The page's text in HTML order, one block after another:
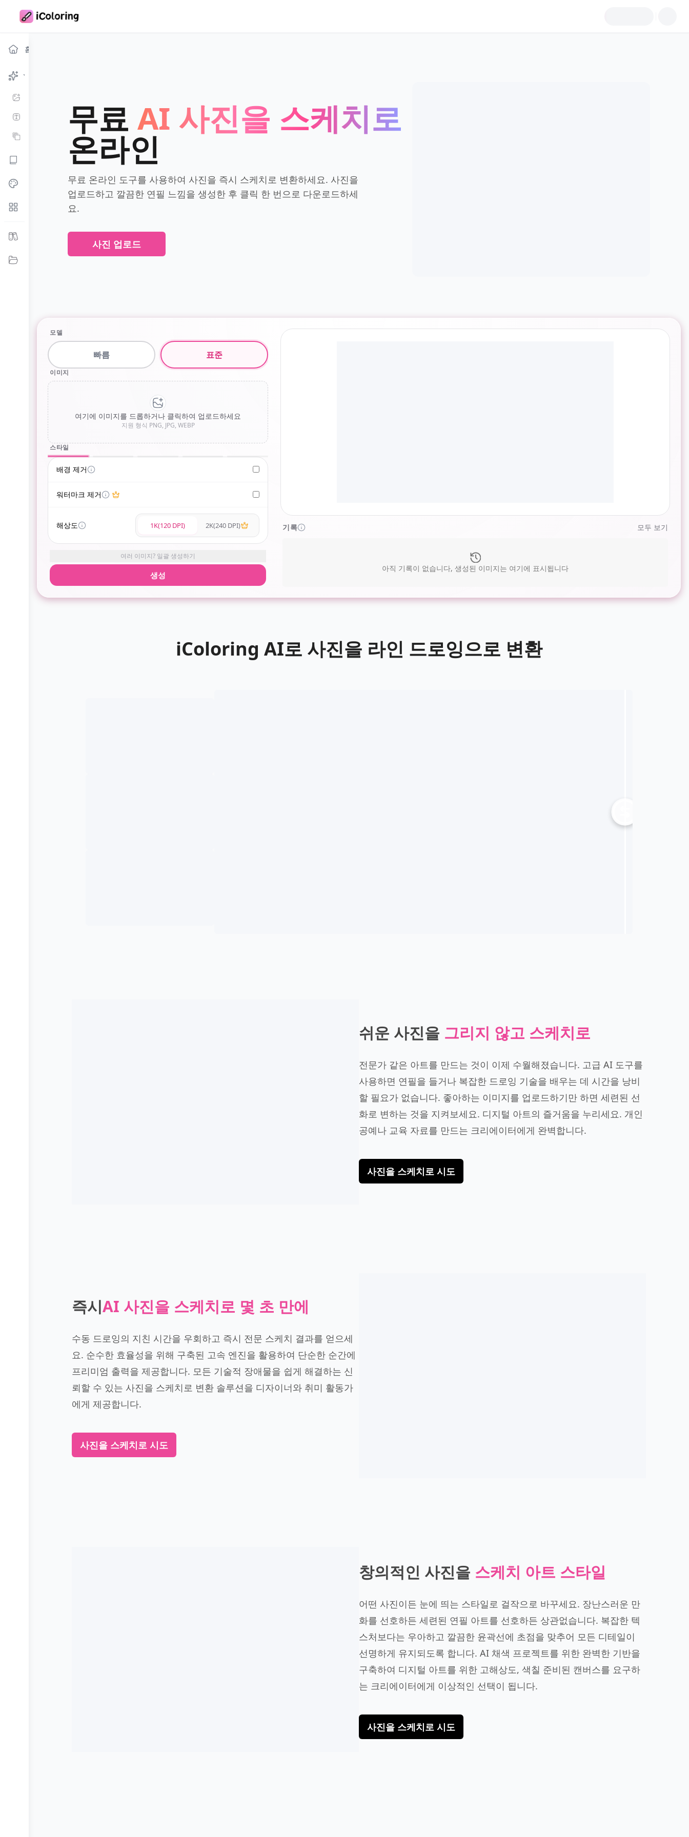
홈
컬러링 페이지 생성기
텍스트에서 컬러링 페이지
컬러링 북 생성기
무료 색칠공부 페이지
무료 AI 사진을 스케치로
온라인
무료 온라인 도구를 사용하여 사진을 즉시 스케치로 변환하세요. 사진을
업로드하고 깔끔한 연필 느낌을 생성한 후 클릭 한 번으로 다운로드하세
요.
사진 업로드
모델
빠름 표준
이미지
여기에 이미지를 드롭하거나 클릭하여 업로드하세요
지원 형식 PNG, JPG, WEBP
스타일
기본
배경 제거
워터마크 제거
해상도 1K(120 DPI) 2K(240 DPI)
여러 이미지? 일괄 생성하기
생성
기록 모두 보기
아직 기록이 없습니다, 생성된 이미지는 여기에 표시됩니다
iColoring AI로 사진을 라인 드로잉으로 변환
쉬운 사진을 그리지 않고 스케치로
전문가 같은 아트를 만드는 것이 이제 수월해졌습니다. 고급 AI 도구를
사용하면 연필을 들거나 복잡한 드로잉 기술을 배우는 데 시간을 낭비
할 필요가 없습니다. 좋아하는 이미지를 업로드하기만 하면 세련된 선
화로 변하는 것을 지켜보세요. 디지털 아트의 즐거움을 누리세요. 개인
공예나 교육 자료를 만드는 크리에이터에게 완벽합니다.
사진을 스케치로 시도
즉시AI 사진을 스케치로 몇 초 만에
수동 드로잉의 지친 시간을 우회하고 즉시 전문 스케치 결과를 얻으세
요. 순수한 효율성을 위해 구축된 고속 엔진을 활용하여 단순한 순간에
프리미엄 출력을 제공합니다. 모든 기술적 장애물을 쉽게 해결하는 신
뢰할 수 있는 사진을 스케치로 변환 솔루션을 디자이너와 취미 활동가
에게 제공합니다.
사진을 스케치로 시도
창의적인 사진을 스케치 아트 스타일
어떤 사진이든 눈에 띄는 스타일로 걸작으로 바꾸세요. 장난스러운 만
화를 선호하든 세련된 연필 아트를 선호하든 상관없습니다. 복잡한 텍
스처보다는 우아하고 깔끔한 윤곽선에 초점을 맞추어 모든 디테일이
선명하게 유지되도록 합니다. AI 채색 프로젝트를 위한 완벽한 기반을
구축하여 디지털 아트를 위한 고해상도, 색칠 준비된 캔버스를 요구하
는 크리에이터에게 이상적인 선택이 됩니다.
사진을 스케치로 시도